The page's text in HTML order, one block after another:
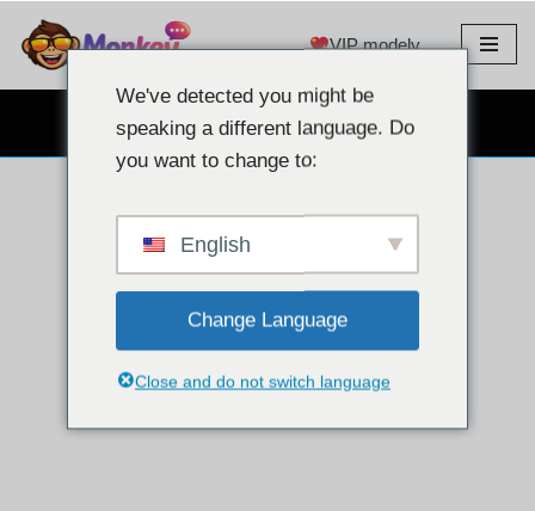
Přeskočit
na
VIP modely
CHAT S WEBOVOU KAMEROU ZDARMA
We've detected you might be
speaking a different language. Do
you want to change to:
English
Change Language
Close and do not switch language